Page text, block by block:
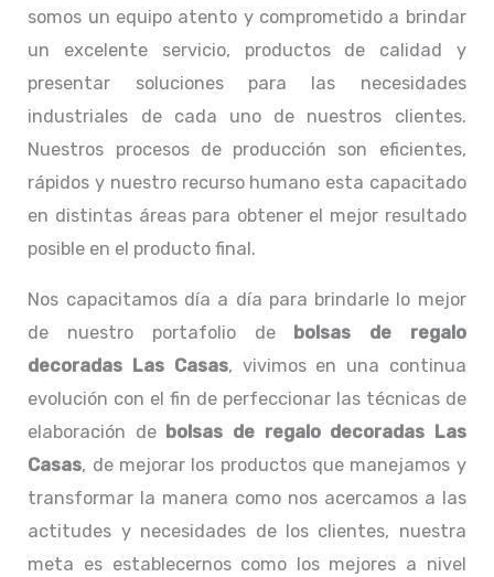
somos un equipo atento y comprometido a brindar
un excelente servicio, productos de calidad y
presentar soluciones para las necesidades
industriales de cada uno de nuestros clientes.
Nuestros procesos de producción son eficientes,
rápidos y nuestro recurso humano esta capacitado
en distintas áreas para obtener el mejor resultado
posible en el producto final.
Nos capacitamos día a día para brindarle lo mejor
de nuestro portafolio de
bolsas de regalo
decoradas Las Casas, vivimos en una continua
evolución con el fin de perfeccionar las técnicas de
elaboración de bolsas de regalo decoradas Las
Casas, de mejorar los productos que manejamos y
transformar la manera como nos acercamos a las
actitudes y necesidades de los clientes, nuestra
meta es establecernos como los mejores a nivel